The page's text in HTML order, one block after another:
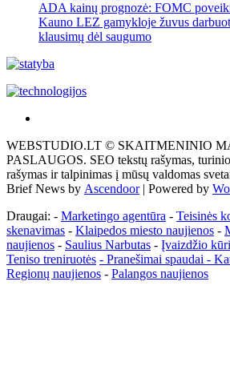
ADA kainų prognozė: FOMC
Kauno LEZ gamykloje žuvus
klausimų dėl saugumo
tai
žemės
ploto
matavimo
Pagrindinis
WEBSTUDIO.LT © SKAITMENINIO
PASLAUGOS. SEO tekstų rašymas,
rašymas ir talpinimas į mūsų valdomas
Brief News by Ascendoor| Powered by
Draugai: - Marketingo agentūra - Teisinės
skenavimas - Klaipedos miesto naujienos -
naujienos - Saulius Narbutas - Įvaizdžio
Teniso treniruotės - Pranešimai spaudai -
Regionų naujienos - Palangos naujienos